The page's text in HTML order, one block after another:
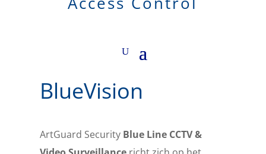
BlueVision
ArtGuard Security Blue Line CCTV &